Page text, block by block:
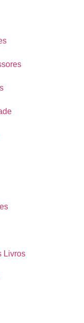
Livros